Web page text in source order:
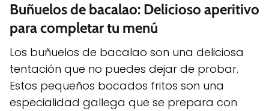
Buñuelos de bacalao: Delicioso aperitivo
para completar tu menú
Los buñuelos de bacalao son una deliciosa
tentación que no puedes dejar de probar.
Estos pequeños bocados fritos son una
especialidad gallega que se prepara con